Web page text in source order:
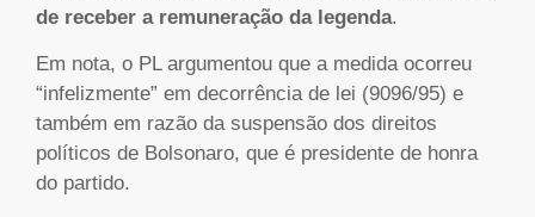
de receber a remuneração da legenda.
Em nota, o PL argumentou que a medida ocorreu
“infelizmente” em decorrência de lei (9096/95) e
também em razão da suspensão dos direitos
políticos de Bolsonaro, que é presidente de honra
do partido.